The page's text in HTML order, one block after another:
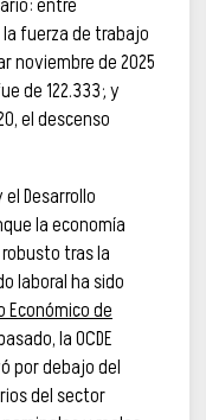
entre
fuerza de trabajo
noviembre de 2025
de 122.333; y
el descenso
Desarrollo
la economía
tras la
laboral ha sido
Económico de
la OCDE
por debajo del
del sector